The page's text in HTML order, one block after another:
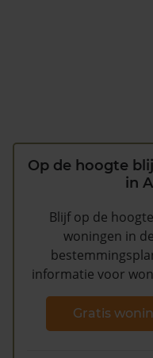
Op de hoogte
in
Blijf op de
woningen in
informatie voor
Gratis